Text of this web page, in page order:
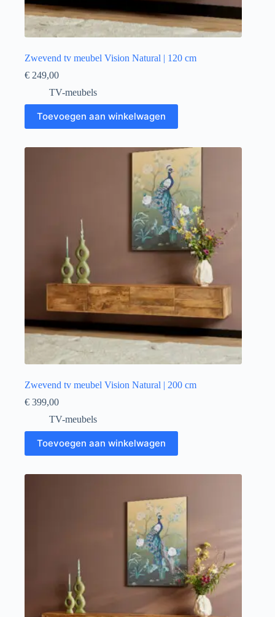
Zwevend tv meubel Vision Natural | 120 cm
€ 249,00
TV-meubels
Toevoegen aan winkelwagen
Zwevend tv meubel Vision Natural | 200 cm
€ 399,00
TV-meubels
Toevoegen aan winkelwagen